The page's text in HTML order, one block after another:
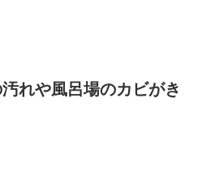
れや風呂場のカビがき